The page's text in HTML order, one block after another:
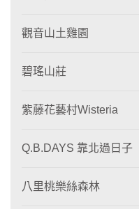
觀音山土雞園
碧瑤山莊
紫藤花藝村Wisteria
Q.B.DAYS 靠北過日子
八里桃樂絲森林